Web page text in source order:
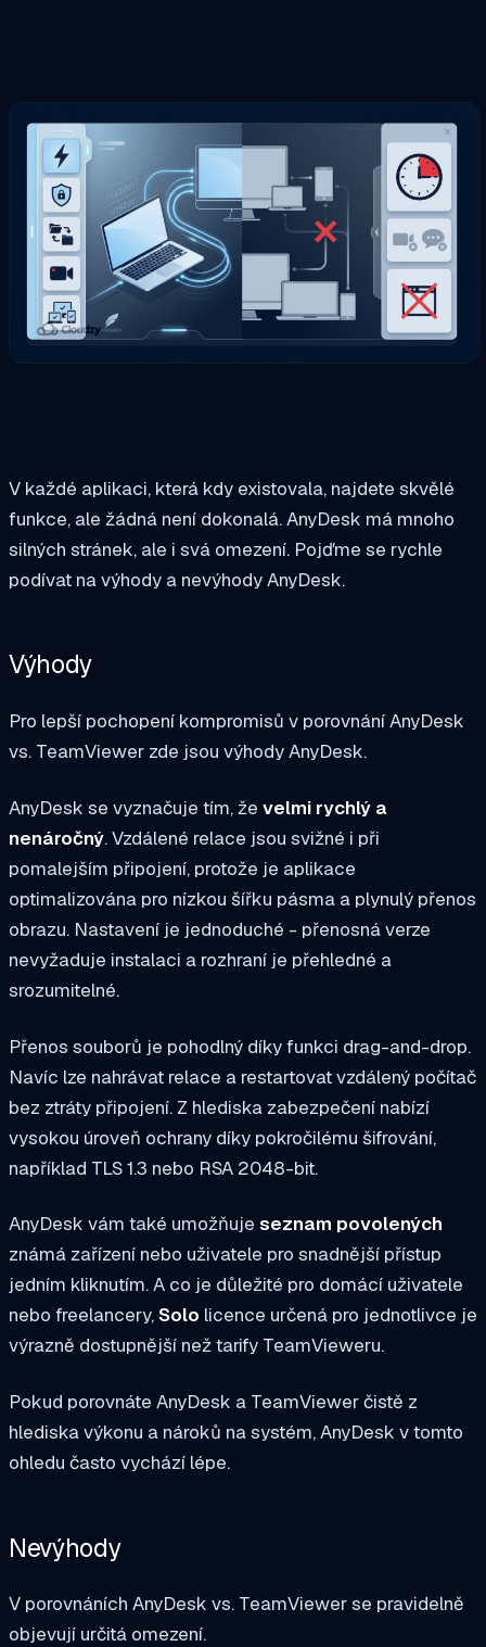
V každé aplikaci, která kdy existovala, najdete skvělé
funkce, ale žádná není dokonalá. AnyDesk má mnoho
silných stránek, ale i svá omezení. Pojďme se rychle
podívat na výhody a nevýhody AnyDesk.
Výhody
Pro lepší pochopení kompromisů v porovnání AnyDesk
vs. TeamViewer zde jsou výhody AnyDesk.
AnyDesk se vyznačuje tím, že velmi rychlý a
nenáročný. Vzdálené relace jsou svižné i při
pomalejším připojení, protože je aplikace
optimalizována pro nízkou šířku pásma a plynulý přenos
obrazu. Nastavení je jednoduché - přenosná verze
nevyžaduje instalaci a rozhraní je přehledné a
srozumitelné.
Přenos souborů je pohodlný díky funkci drag-and-drop.
Navíc lze nahrávat relace a restartovat vzdálený počítač
bez ztráty připojení. Z hlediska zabezpečení nabízí
vysokou úroveň ochrany díky pokročilému šifrování,
například TLS 1.3 nebo RSA 2048-bit.
AnyDesk vám také umožňuje seznam povolených
známá zařízení nebo uživatele pro snadnější přístup
jedním kliknutím. A co je důležité pro domácí uživatele
nebo freelancery,Solo licence určená pro jednotlivce je
výrazně dostupnější než tarify TeamVieweru.
Pokud porovnáte AnyDesk a TeamViewer čistě z
hlediska výkonu a nároků na systém, AnyDesk v tomto
ohledu často vychází lépe.
Nevýhody
V porovnáních AnyDesk vs. TeamViewer se pravidelně
objevují určitá omezení.